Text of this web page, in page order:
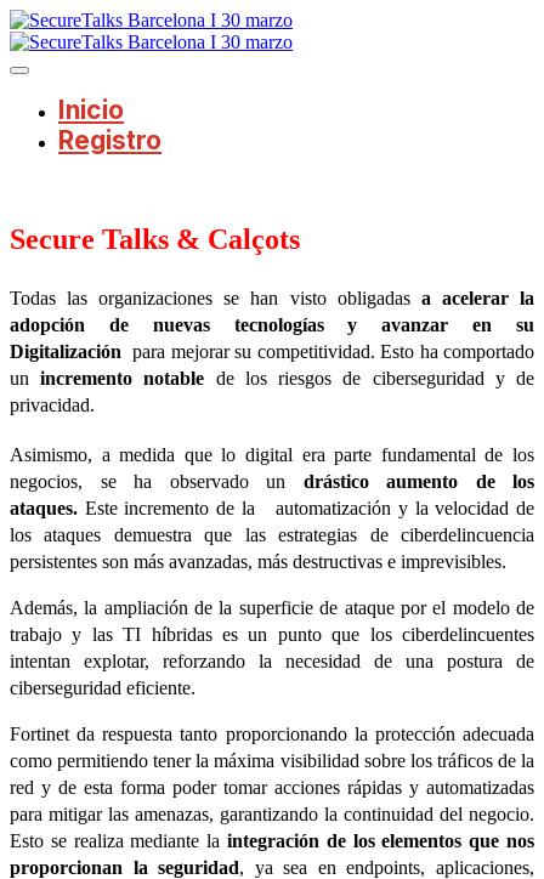
Inicio
Registro
Secure Talks & Calçots
Todas las organizaciones se han visto obligadas a acelerar la
adopción de nuevas tecnologías y avanzar en su
Digitalización para mejorar su competitividad. Esto ha comportado
unincremento notable de los riesgos de ciberseguridad y de
privacidad.
Asimismo, a medida que lo digital era parte fundamental de los
negocios, se ha observado un drástico aumento de los
ataques. Este incremento de la automatización y la velocidad de
los ataques demuestra que las estrategias de ciberdelincuencia
persistentes son más avanzadas, más destructivas e imprevisibles.
Además, la ampliación de la superficie de ataque por el modelo de
trabajo y las TI híbridas es un punto que los ciberdelincuentes
intentan explotar, reforzando la necesidad de una postura de
ciberseguridad eficiente.
Fortinet da respuesta tanto proporcionando la protección adecuada
como permitiendo tener la máxima visibilidad sobre los tráficos de la
red y de esta forma poder tomar acciones rápidas y automatizadas
para mitigar las amenazas, garantizando la continuidad del negocio.
Esto se realiza mediante la integración de los elementos que nos
proporcionan la seguridad, ya sea en endpoints, aplicaciones,